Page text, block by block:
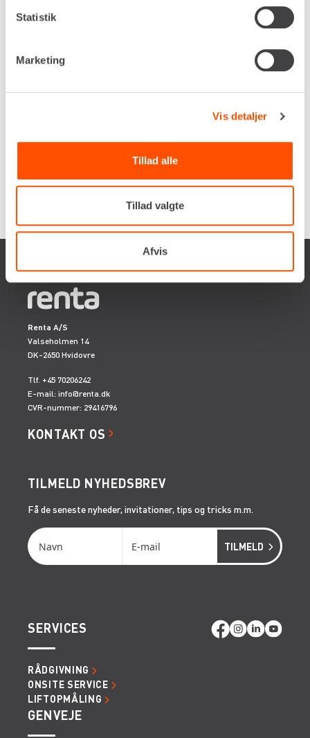
Statistik
Marketing
Vis detaljer
Tillad alle
Tillad valgte
Afvis
DKK 820,00
Renta udlejer kun til erhverv. Gyldigt CVR-
nummer er påkrævet.
Flere informationer
Renta A/S
Valseholmen 14
DK-2650 Hvidovre
Tlf. +45 70206242
E-mail: info@renta.dk
CVR-nummer: 29416796
KONTAKT OS
TILMELD NYHEDSBREV
Få de seneste nyheder, invitationer, tips og tricks m.m.
SERVICES
RÅDGIVNING
ONSITE SERVICE
LIFTOPMÅLING
GENVEJE